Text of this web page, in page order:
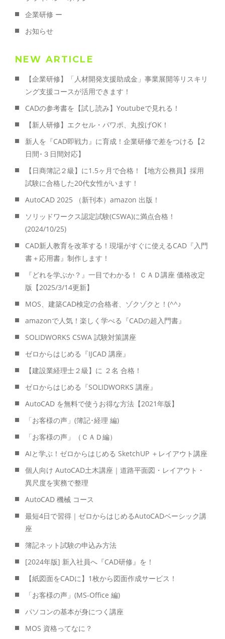
企業研修 ー
お知らせ
NEW ARTICLE
【企業研修】「人材開発支援助成金」事業展開等リスキリ
ング支援コースが活用できます！
CADの参考書を【試し読み】Youtubeで見れる！
【新人研修】エクセル・パワポ、丸投げOK！
新人を『CAD即戦力』に育成！企業研修で差をつける【2
日間･３日間対応】
【日商簿記２級】に1.5ヶ月で合格！【地方公務員】採用
試験に合格した20代女性がいます！
AutoCAD 2025 （新刊本）amazon 出版！
ソリッドワークス認定試験(CSWA)に満点合格！
(2024/10/25)
CAD新人教育を改革する！現場がすぐに使えるCAD『入門
書＋応用書』制作します！
『どれを学ぶか？』一目でわかる！ ＣＡＤ講座 価格改定
版【2025/3/14更新】
MOS、建築CAD検定の合格者、ゾクゾクと！(^^♪
amazonで人気！楽しく学べる『CADの超入門書』
SOLIDWORKS CSWA 試験対策講座
ゼロからはじめる『IJCAD 講座』
【建設業経理士２級】に ２名 合格！
ゼロからはじめる『SOLIDWORKS 講座』
AutoCAD を無料で使うお得な方法【2021年版】
「お客様の声」(簿記･経理 編)
「お客様の声」（ＣＡＤ編）
AIと学ぶ！ゼロからはじめる SketchUP ＋レイアウト講座
個人向け AutoCAD土木講座｜道路平面図・レイアウト・
異尺度を実務で整理
AutoCAD 機械 コース
最短4日で習得｜ゼロからはじめるAutoCADベーシック講
座
簿記ネット試験の申込み方法
[2024年版] 新入社員へ『CAD研修』を！
【紙図面をCADに】1枚から図面作成サービス！
「お客様の声」(MS-Office 編)
パソコンの基本が身につく講座
MOS 資格ってなに？